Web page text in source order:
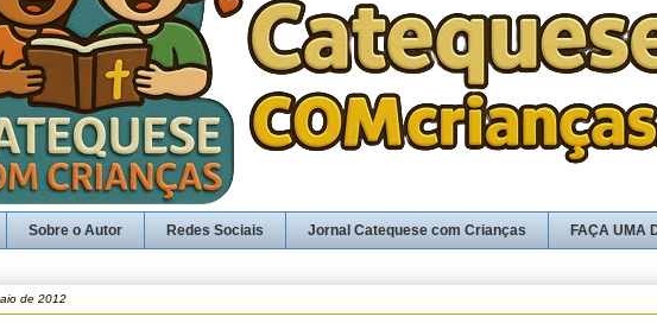
Sobre o Autor Redes Sociais Jornal Catequese com Crianças FAÇA UMA
de 2012